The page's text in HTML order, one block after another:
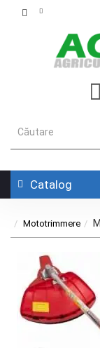
Catalog
Mototrimmere